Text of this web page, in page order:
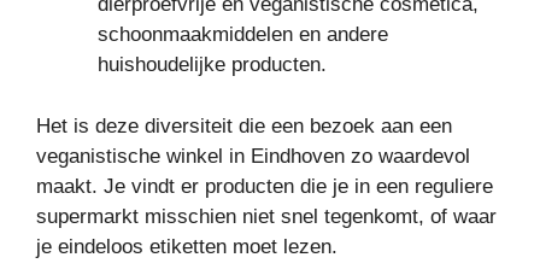
schoonmaakmiddelen en andere
huishoudelijke producten.
Het is deze diversiteit die een bezoek aan een
veganistische winkel in Eindhoven zo waardevol
maakt. Je vindt er producten die je in een reguliere
supermarkt misschien niet snel tegenkomt, of waar
je eindeloos etiketten moet lezen.